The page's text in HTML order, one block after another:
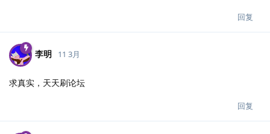
回复
李明 11 3月
求真实，天天刷论坛
回复